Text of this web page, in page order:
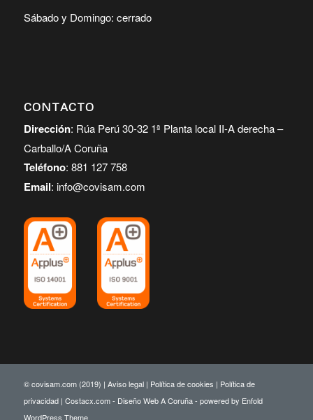
Sábado y Domingo: cerrado
CONTACTO
Dirección: Rúa Perú 30-32 1ª Planta local II-A derecha –
Carballo/A Coruña
Teléfono: 881 127 758
Email: info@covisam.com
© covisam.com (2019) | Aviso legal| Política de cookies | Política de
privacidad| Costacx.com - Diseño Web A Coruña- powered by Enfold
WordPress Theme